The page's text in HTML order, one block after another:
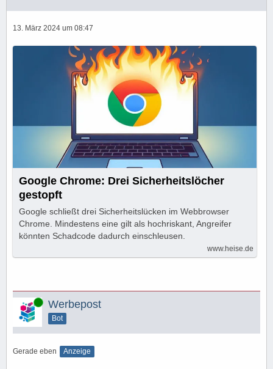
13. März 2024 um 08:47
Google Chrome: Drei Sicherheitslöcher
gestopft
Google schließt drei Sicherheitslücken im Webbrowser
Chrome. Mindestens eine gilt als hochriskant, Angreifer
könnten Schadcode dadurch einschleusen.
www.heise.de
Online Werbepost
Bot
Gerade eben Anzeige